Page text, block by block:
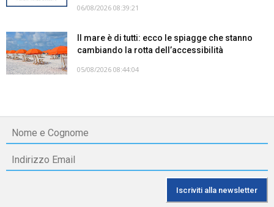
06/08/2026 08:39:21
Il mare è di tutti: ecco le spiagge che stanno
cambiando la rotta dell’accessibilità
05/08/2026 08:44:04